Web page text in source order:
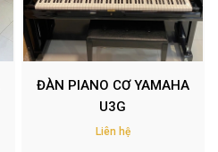
ĐÀN PIANO CƠ YAMAHA
U3G
Liên hệ